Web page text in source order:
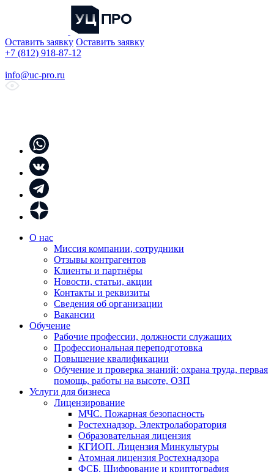
Оставить заявку Оставить заявку
+7 (812) 918-87-12
info@uc-pro.ru
О нас
Миссия компании, сотрудники
Отзывы контрагентов
Клиенты и партнёры
Новости, статьи, акции
Контакты и реквизиты
Сведения об организации
Вакансии
Обучение
Рабочие профессии, должности служащих
Профессиональная переподготовка
Повышение квалификации
Обучение и проверка знаний: охрана труда, первая
помощь, работы на высоте, ОЗП
Услуги для бизнеса
Лицензирование
МЧС. Пожарная безопасность
Ростехнадзор. Электролаборатория
Образовательная лицензия
КГИОП. Лицензия Минкультуры
Атомная лицензия Ростехнадзора
ФСБ. Шифрование и криптография